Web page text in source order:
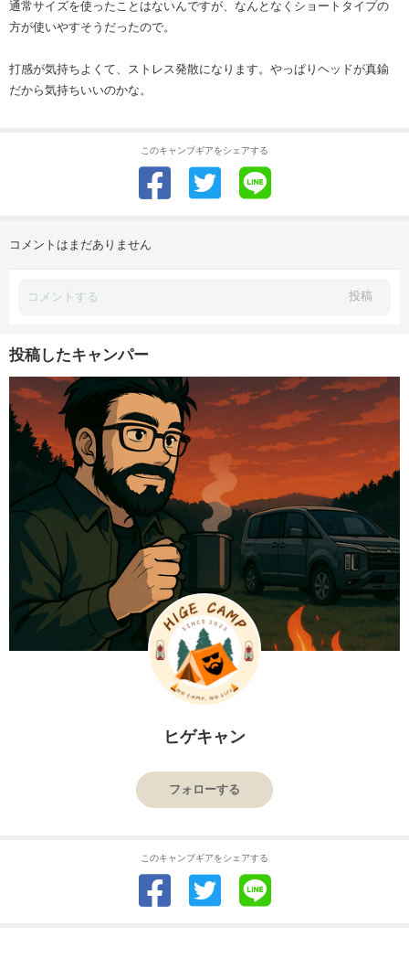
通常サイズを使ったことはないんですが、なんとなくショートタイプの
方が使いやすそうだったので。
打感が気持ちよくて、ストレス発散になります。やっぱりヘッドが真鍮
だから気持ちいいのかな。
このキャンプギアをシェアする
コメントはまだありません
投稿
投稿したキャンパー
ヒゲキャン
フォローする
このキャンプギアをシェアする